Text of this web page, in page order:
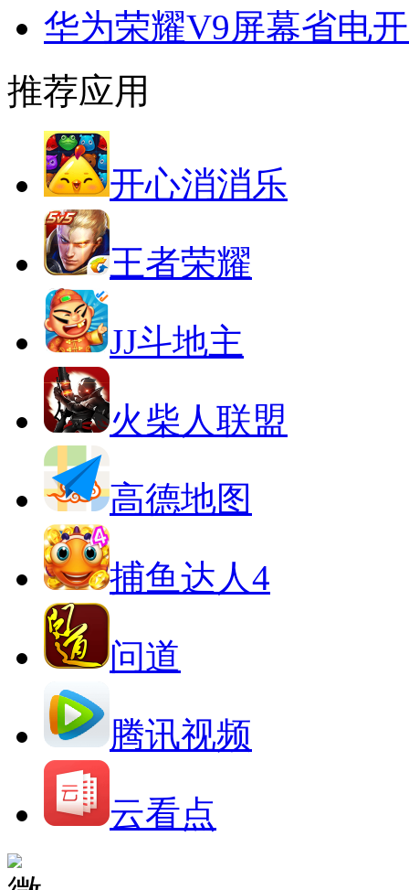
华为荣耀V9屏幕省电
推荐应用
开心消消乐
王者荣耀
JJ斗地主
火柴人联盟
高德地图
捕鱼达人4
问道
腾讯视频
云看点